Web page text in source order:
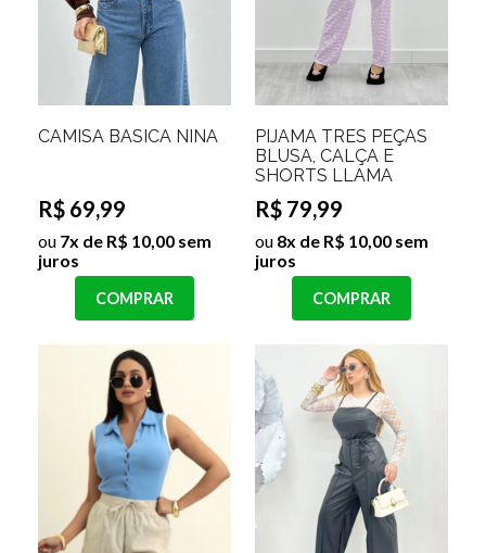
CAMISA BASICA NINA
R$ 69,99
ou 7x de R$ 10,00 sem
juros
COMPRAR
PIJAMA TRES PEÇAS
BLUSA, CALÇA E
SHORTS LLAMA
R$ 79,99
ou 8x de R$ 10,00 sem
juros
COMPRAR